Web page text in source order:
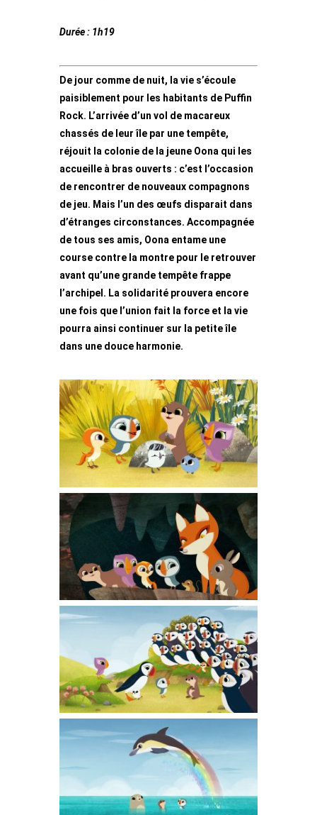
Durée : 1h19
De jour comme de nuit, la vie s’écoule
paisiblement pour les habitants de Puffin
Rock. L’arrivée d’un vol de macareux
chassés de leur île par une tempête,
réjouit la colonie de la jeune Oona qui les
accueille à bras ouverts : c’est l’occasion
de rencontrer de nouveaux compagnons
de jeu. Mais l’un des œufs disparait dans
d’étranges circonstances. Accompagnée
de tous ses amis, Oona entame une
course contre la montre pour le retrouver
avant qu’une grande tempête frappe
l’archipel. La solidarité prouvera encore
une fois que l’union fait la force et la vie
pourra ainsi continuer sur la petite île
dans une douce harmonie.